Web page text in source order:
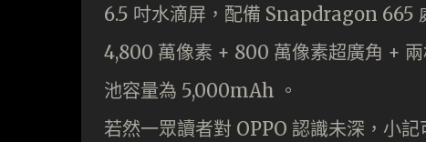
6.5 吋水滴屏，配備 Snapdragon 665
4,800 萬像素 + 800 萬像素超廣角 +
池容量為 5,000mAh 。
若然一眾讀者對 OPPO 認識未深，小